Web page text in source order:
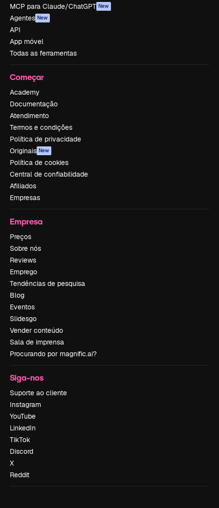
MCP para Claude/ChatGPT New
Agentes New
API
App móvel
Todas as ferramentas
Começar
Academy
Documentação
Atendimento
Termos e condições
Política de privacidade
Originais New
Política de cookies
Central de confiabilidade
Afiliados
Empresas
Empresa
Preços
Sobre nós
Reviews
Emprego
Tendências de pesquisa
Blog
Eventos
Slidesgo
Vender conteúdo
Sala de imprensa
Procurando por magnific.ai?
Siga-nos
Suporte ao cliente
Instagram
YouTube
LinkedIn
TikTok
Discord
X
Reddit